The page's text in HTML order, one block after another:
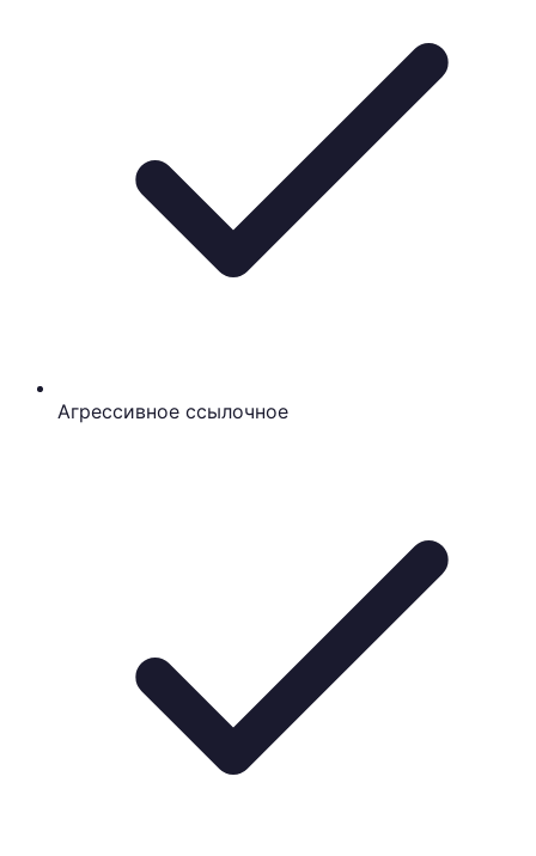
Агрессивное ссылочное